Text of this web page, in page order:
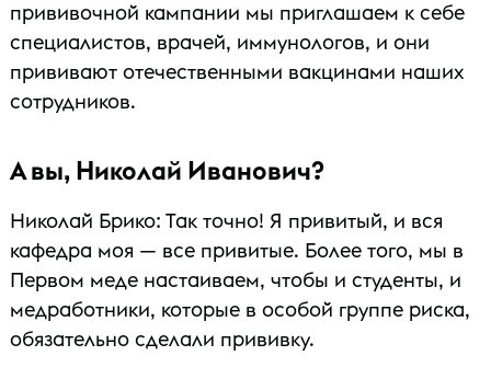
прививочной кампании мы приглашаем к себе
специалистов, врачей, иммунологов, и они
прививают отечественными вакцинами наших
сотрудников.
А вы, Николай Иванович?
Николай Брико: Так точно! Я привитый, и вся
кафедра моя — все привитые. Более того, мы в
Первом меде настаиваем, чтобы и студенты, и
медработники, которые в особой группе риска,
обязательно сделали прививку.